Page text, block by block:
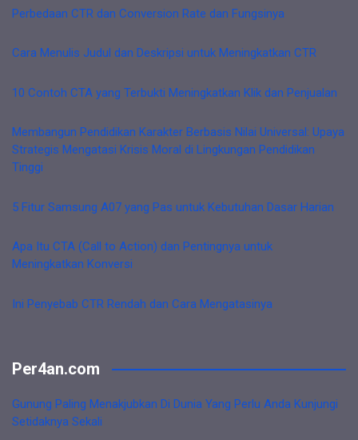
Perbedaan CTR dan Conversion Rate dan Fungsinya
Cara Menulis Judul dan Deskripsi untuk Meningkatkan CTR
10 Contoh CTA yang Terbukti Meningkatkan Klik dan Penjualan
Membangun Pendidikan Karakter Berbasis Nilai Universal: Upaya
Strategis Mengatasi Krisis Moral di Lingkungan Pendidikan
Tinggi
5 Fitur Samsung A07 yang Pas untuk Kebutuhan Dasar Harian
Apa Itu CTA (Call to Action) dan Pentingnya untuk
Meningkatkan Konversi
Ini Penyebab CTR Rendah dan Cara Mengatasinya
Per4an.com
Gunung Paling Menakjubkan Di Dunia Yang Perlu Anda Kunjungi
Setidaknya Sekali